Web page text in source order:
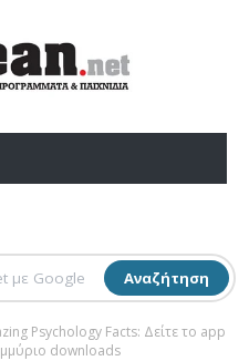
Αναζήτηση
Psychology Facts: Δείτε το app
downloads